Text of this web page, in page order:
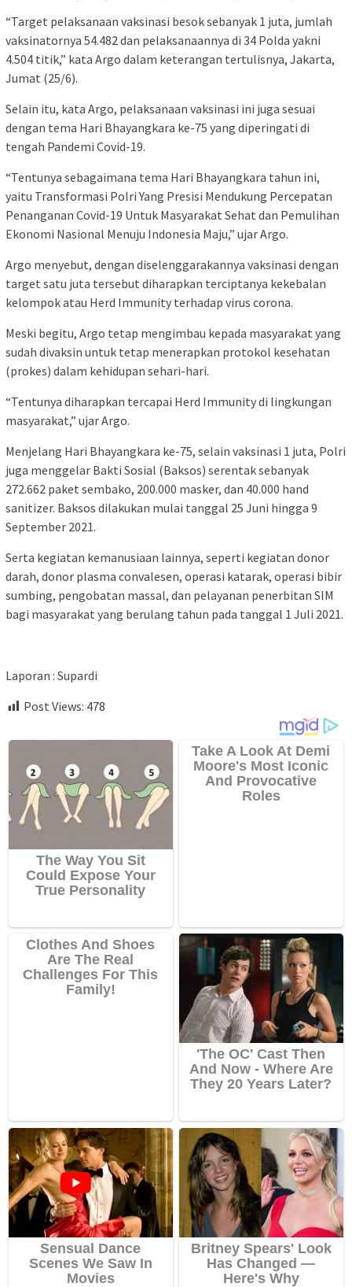
“Target pelaksanaan vaksinasi besok sebanyak 1 juta, jumlah
vaksinatornya 54.482 dan pelaksanaannya di 34 Polda yakni
4.504 titik,” kata Argo dalam keterangan tertulisnya, Jakarta,
Jumat (25/6).
Selain itu, kata Argo, pelaksanaan vaksinasi ini juga sesuai
dengan tema Hari Bhayangkara ke-75 yang diperingati di
tengah Pandemi Covid-19.
“Tentunya sebagaimana tema Hari Bhayangkara tahun ini,
yaitu Transformasi Polri Yang Presisi Mendukung Percepatan
Penanganan Covid-19 Untuk Masyarakat Sehat dan Pemulihan
Ekonomi Nasional Menuju Indonesia Maju,” ujar Argo.
Argo menyebut, dengan diselenggarakannya vaksinasi dengan
target satu juta tersebut diharapkan terciptanya kekebalan
kelompok atau Herd Immunity terhadap virus corona.
Meski begitu, Argo tetap mengimbau kepada masyarakat yang
sudah divaksin untuk tetap menerapkan protokol kesehatan
(prokes) dalam kehidupan sehari-hari.
“Tentunya diharapkan tercapai Herd Immunity di lingkungan
masyarakat,” ujar Argo.
Menjelang Hari Bhayangkara ke-75, selain vaksinasi 1 juta, Polri
juga menggelar Bakti Sosial (Baksos) serentak sebanyak
272.662 paket sembako, 200.000 masker, dan 40.000 hand
sanitizer. Baksos dilakukan mulai tanggal 25 Juni hingga 9
September 2021.
Serta kegiatan kemanusiaan lainnya, seperti kegiatan donor
darah, donor plasma convalesen, operasi katarak, operasi bibir
sumbing, pengobatan massal, dan pelayanan penerbitan SIM
bagi masyarakat yang berulang tahun pada tanggal 1 Juli 2021.
Laporan : Supardi
Post Views: 478